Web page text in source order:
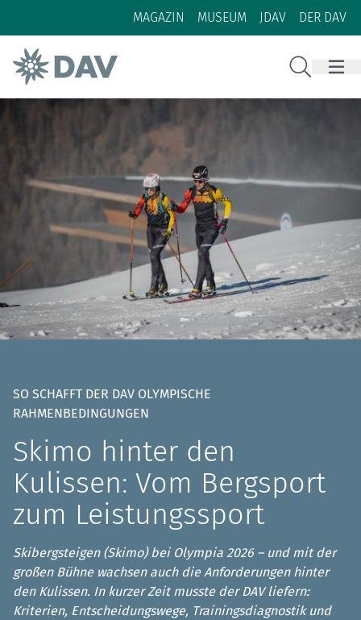
Zum Inhalt
Zur Footer-Navigation
MAGAZIN MUSEUM JDAV DER DAV
SO SCHAFFT DER DAV OLYMPISCHE
RAHMENBEDINGUNGEN
Skimo hinter den
Kulissen: Vom Bergsport
zum Leistungssport
Skibergsteigen (Skimo) bei Olympia 2026 – und mit der
großen Bühne wachsen auch die Anforderungen hinter
den Kulissen. In kurzer Zeit musste der DAV liefern:
Kriterien, Entscheidungswege, Trainingsdiagnostik und